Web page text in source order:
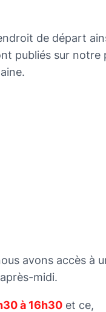
de départ
publiés sur notre
avons accès à
midi.
à 16h30 et ce,